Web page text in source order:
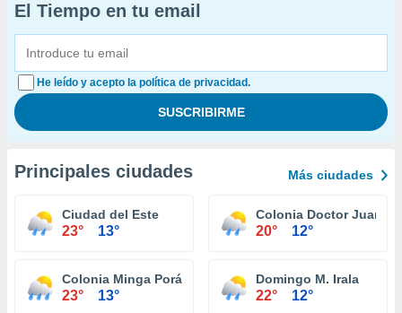
El Tiempo en tu email
He leído y acepto la política de privacidad.
Principales ciudades Más ciudades
Ciudad del Este
23° 13°
Colonia Doctor Juan
20° 12°
Colonia Minga Porá
23° 13°
Domingo M. Irala
22° 12°